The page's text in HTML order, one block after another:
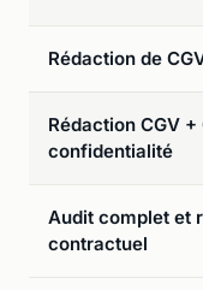
Rédaction de
Rédaction CGV
confidentialité
Audit complet et
contractuel